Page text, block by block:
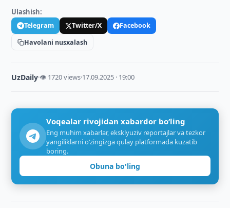
Ulashish:
Telegram Twitter/X
Facebook
Havolani nusxalash
UzDaily·👁 1720 views·17.09.2025 · 19:00
Voqealar rivojidan xabardor bo‘ling
Eng muhim xabarlar, eksklyuziv reportajlar va tezkor
yangiliklarni o‘zingizga qulay platformada kuzatib
boring.
Obuna bo'ling